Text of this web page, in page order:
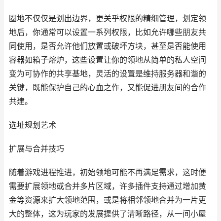
圈地不仅仅是划出边界，更关乎权限的精细管理，划定领
地后，你通常可以设置一系列权限，比如允许哪些朋友共
同使用，是否允许他们放置或破坏方块，甚至是否能使用
容器如箱子熔炉，这些设置让你的领地从简单的私人空间
变为可协作的共享基地，灵活的设置是维持服务器和谐的
关键，既能保护自己的心血之作，又能促进朋友间的合作
共建。
选址规划艺术
扩展与合并技巧
随着游戏进程推进，初始领地可能不再满足需求，这时便
需要扩展领地或合并多片区域，许多插件支持通过增加黄
金等资源来扩大领地范围，或是将相邻领地合并为一片更
大的整体，这为玩家的发展提供了清晰路径，从一间小屋